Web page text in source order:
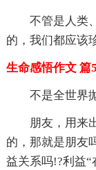
不管是人类、
的，我们都应该
生命感悟作文 篇5
不是全世界抛
朋友，用来出
的，那就是朋友
益关系吗!?利益